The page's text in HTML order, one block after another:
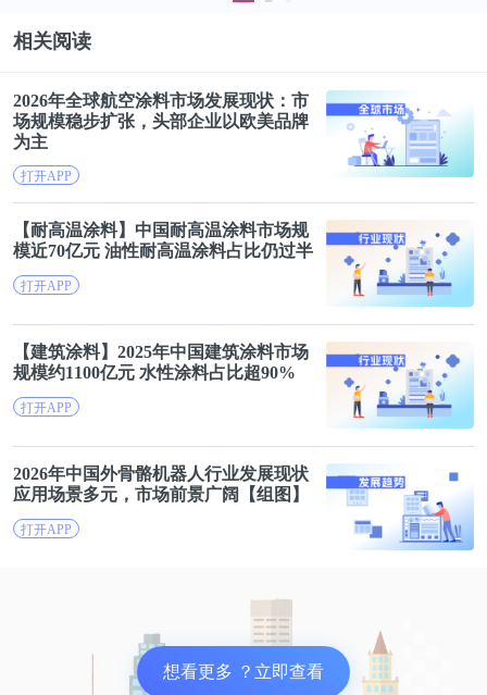
相关阅读
2026年全球航空涂料市场发展现状： 市
场规模稳步扩张，头部企业以欧美品牌
为主
打开APP
【耐高温涂料】中国耐高温涂料市场规
模近70亿元 油性耐高温涂料占比仍过半
打开APP
【建筑涂料】2025年中国建筑涂料市场
规模约1100亿元 水性涂料占比超90%
打开APP
2026年中国外骨骼机器人行业发展现状
应用场景多元，市场前景广阔【组图】
打开APP
想看更多 ？立即查看